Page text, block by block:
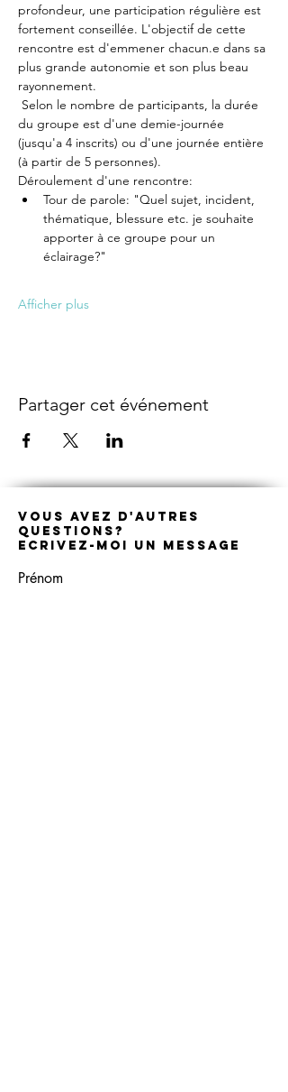
profondeur, une participation régulière est
fortement conseillée. L'objectif de cette
rencontre est d'emmener chacun.e dans sa
plus grande autonomie et son plus beau
rayonnement.
du groupe est d'une demie-journée
(jusqu'a 4 inscrits) ou d'une journée entière
(à partir de 5 personnes).
Déroulement d'une rencontre:
Tour de parole: "Quel sujet, incident,
thématique, blessure etc. je souhaite
apporter à ce groupe pour un
éclairage?"
Afficher plus
Partager cet événement
Vous avez D'autres
questions?
Ecrivez-moi un message
Prénom